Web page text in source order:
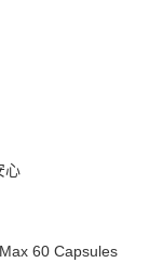
心
60 Capsules